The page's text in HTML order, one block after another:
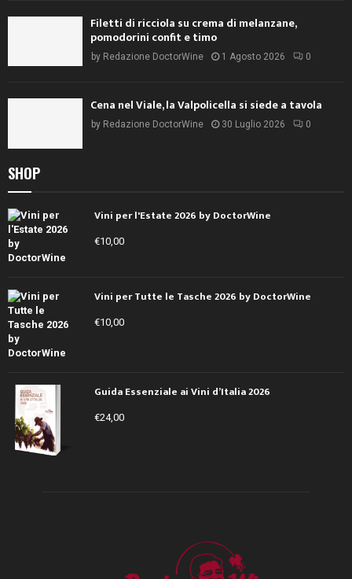
Filetti di ricciola su crema di melanzane,
pomodorini confit e timo
by Redazione DoctorWine 1 Agosto 2026 0
Cena nel Viale, la Valpolicella si siede a tavola
by Redazione DoctorWine 30 Luglio 2026 0
SHOP
Vini per l'Estate 2026 by DoctorWine
€10,00
Vini per Tutte le Tasche 2026 by DoctorWine
€10,00
Guida Essenziale ai Vini d’Italia 2026
€24,00